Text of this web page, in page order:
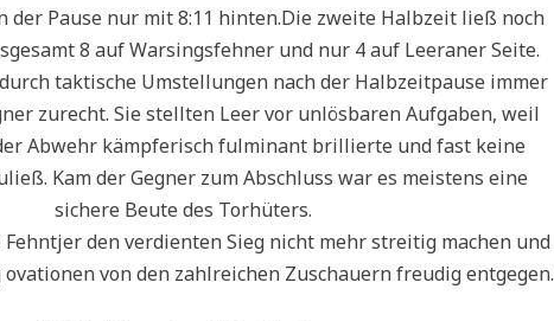
der Pause nur mit 8:11 hinten.Die zweite Halbzeit ließ noch
8 auf Warsingsfehner und nur 4 auf Leeraner Seite.
taktische Umstellungen nach der Halbzeitpause immer
zurecht. Sie stellten Leer vor unlösbaren Aufgaben, weil
Abwehr kämpferisch fulminant brillierte und fast keine
Kam der Gegner zum Abschluss war es meistens eine
sichere Beute des Torhüters.
den verdienten Sieg nicht mehr streitig machen und
von den zahlreichen Zuschauern freudig entgegen.